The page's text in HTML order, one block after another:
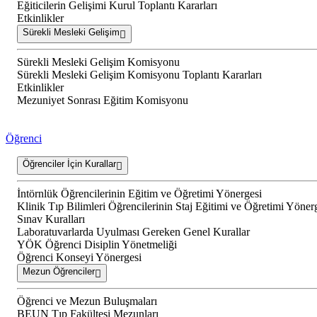
Eğiticilerin Gelişimi Kurul Toplantı Kararları
Etkinlikler
Sürekli Mesleki Gelişim
Sürekli Mesleki Gelişim Komisyonu
Sürekli Mesleki Gelişim Komisyonu Toplantı Kararları
Etkinlikler
Mezuniyet Sonrası Eğitim Komisyonu
Öğrenci
Öğrenciler İçin Kurallar
İntörnlük Öğrencilerinin Eğitim ve Öğretimi Yönergesi
Klinik Tıp Bilimleri Öğrencilerinin Staj Eğitimi ve Öğretimi
Sınav Kuralları
Laboratuvarlarda Uyulması Gereken Genel Kurallar
YÖK Öğrenci Disiplin Yönetmeliği
Öğrenci Konseyi Yönergesi
Mezun Öğrenciler
Öğrenci ve Mezun Buluşmaları
BEUN Tıp Fakültesi Mezunları